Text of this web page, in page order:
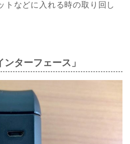
トなどに入れる時の取り回し
ターフェース」